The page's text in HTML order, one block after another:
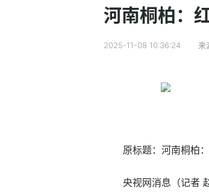
河南桐柏：
2025-11-08 10:36:24 来
原标题：河南桐柏
央视网消息（记者